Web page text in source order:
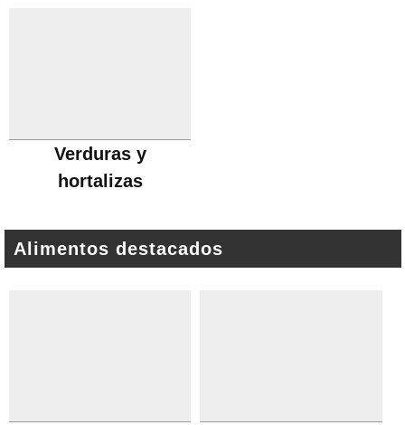
Verduras y
hortalizas
Alimentos destacados